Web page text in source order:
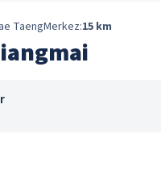
TaengMerkez:15 km